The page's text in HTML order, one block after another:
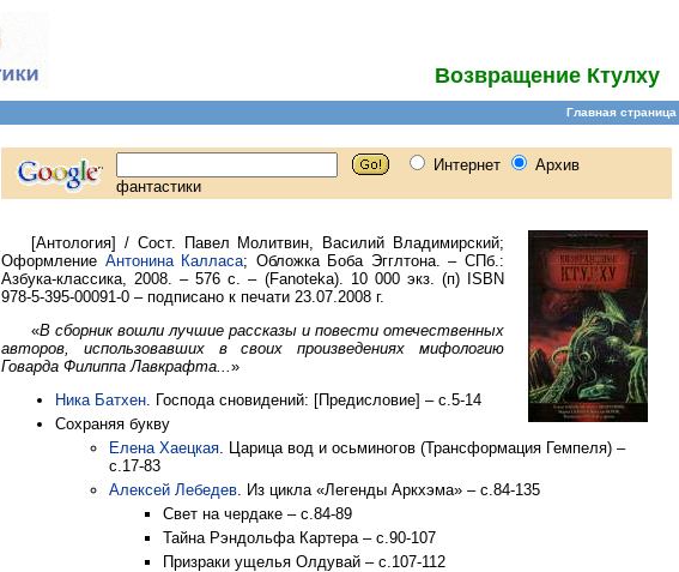
Возвращение Ктулху
[Антология] / Сост. Павел Молитвин, Василий Владимирский;
Оформление Антонина Калласа; Обложка Боба Эгглтона. – СПб.:
Азбука-классика, 2008. – 576 с. – (Fanoteka). 10 000 экз. (п) ISBN
978-5-395-00091-0 – подписано к печати 23.07.2008 г.
«В сборник вошли лучшие рассказы и повести отечественных
авторов, использовавших в своих произведениях мифологию
Говарда Филиппа Лавкрафта...»
Ника Батхен. Господа сновидений: [Предисловие] – с.5-14
Сохраняя букву
Елена Хаецкая. Царица вод и осьминогов (Трансформация Гемпеля) –
с.17-83
Алексей Лебедев. Из цикла «Легенды Аркхэма» – с.84-135
Свет на чердаке – с.84-89
Тайна Рэндольфа Картера – с.90-107
Призраки ущелья Олдувай – с.107-112